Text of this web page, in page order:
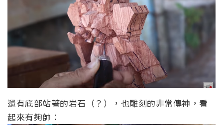
還有底部站著的岩石（？），也雕刻的非常傳神，看
起來有夠帥：